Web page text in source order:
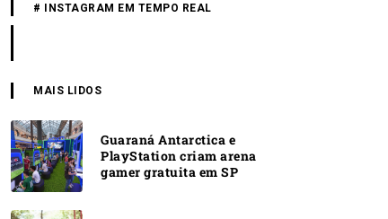
# INSTAGRAM EM TEMPO REAL
MAIS LIDOS
Guaraná Antarctica e
PlayStation criam arena
gamer gratuita em SP